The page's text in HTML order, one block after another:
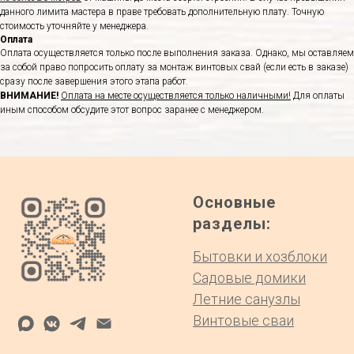
данного лимита мастера в праве требовать дополнительную плату. Точную
стоимость уточняйте у менеджера.
Оплата
Оплата осуществляется только после выполнения заказа. Однако, мы оставляем
за собой право попросить оплату за монтаж винтовых свай (если есть в заказе)
сразу после завершения этого этапа работ.
ВНИМАНИЕ! Оплата на месте осуществляется только наличными! Для оплаты
иным способом обсудите этот вопрос заранее с менеджером.
Основные
разделы:
Бытовки и хозблоки
Садовые домики
Летние санузлы
Винтовые сваи